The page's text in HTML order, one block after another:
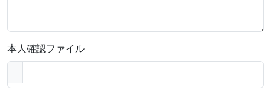
本人確認ファイル